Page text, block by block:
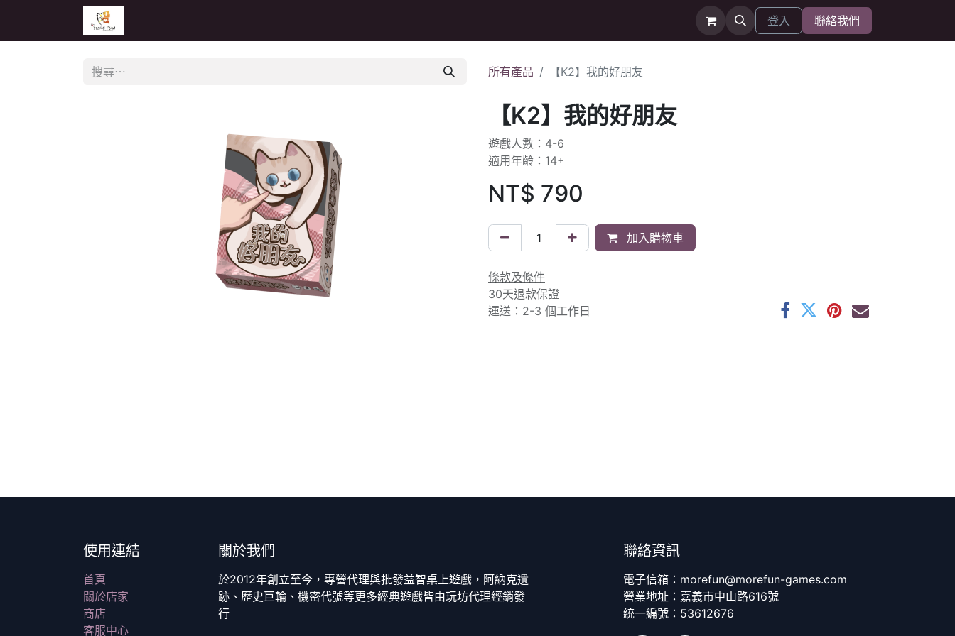
登入 聯絡我們
所有產品 【K2】我的好朋友
【K2】我的好朋友
遊戲人數：4-6
適用年齡：14+
NT$ 790
加入購物車
條款及條件
30天退款保證
運送：2-3 個工作日
使用連結
首頁
關於店家
商店
客服中心
關於我們
於2012年創立至今，專營代理與批發益智桌上遊戲，阿納克遺
跡、歷史巨輪、機密代號等更多經典遊戲皆由玩坊代理經銷發
行
聯絡資訊
電子信箱：morefun@morefun-games.com
營業地址：嘉義市中山路616號
統一編號：53612676